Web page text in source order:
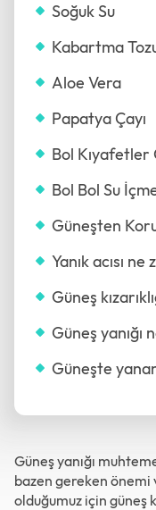
Soğuk Su
Kabartma
Aloe Vera
Papatya Çayı
Bol Kıyafetler
Bol Bol Su
Güneşten
Yanık acısı
Güneş
Güneş yanığı
Güneşte
Güneş yanığı
bazen gereken önemi
olduğumuz için güneş